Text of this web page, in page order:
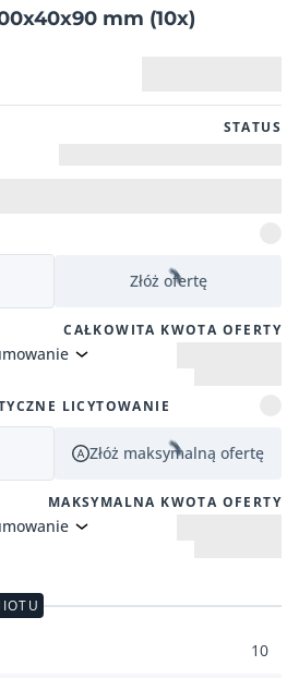
mm (10x)
STATUS
Złóż ofertę
CAŁKOWITA KWOTA OFERTY
LICYTOWANIE
Złóż maksymalną ofertę
MAKSYMALNA KWOTA OFERTY
10